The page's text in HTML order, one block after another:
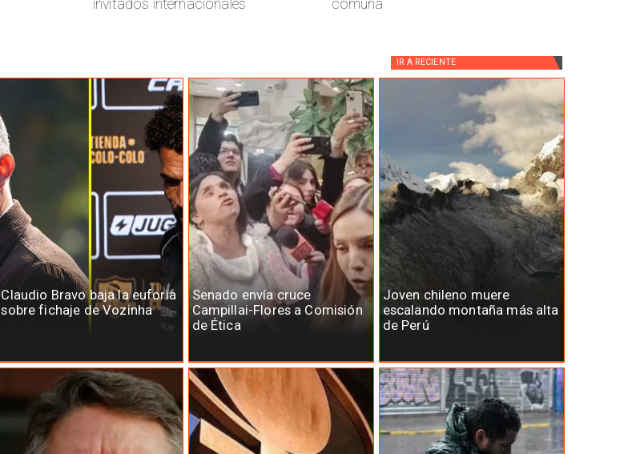
invitados internacionales
comuna
Claudio Bravo baja la euforia
sobre fichaje de Vozinha
Senado envía cruce
Campillai-Flores a Comisión
de Ética
Joven chileno muere
escalando montaña más alta
de Perú
IR A RECIENTE